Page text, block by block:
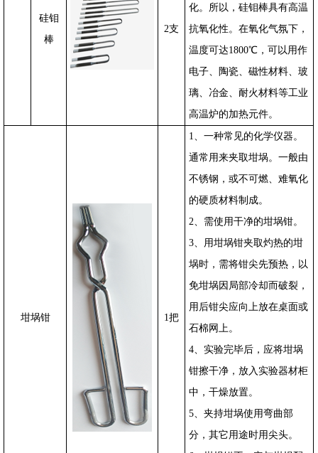
硅钼
棒
2支
化。所以，硅钼棒具有高温
抗氧化性。在氧化气氛下，
温度可达1800℃，可以用作
电子、陶瓷、磁性材料、玻
璃、冶金、耐火材料等工业
高温炉的加热元件。
坩埚钳 1 把
1、一种常见的化学仪器。
通常用来夹取坩埚。一般由
不锈钢，或不可燃、难氧化
的硬质材料制成。
2、需使用干净的坩埚钳。
3、用坩埚钳夹取灼热的坩
埚时，需将钳尖先预热，以
免坩埚因局部冷却而破裂，
用后钳尖应向上放在桌面或
石棉网上。
4、实验完毕后，应将坩埚
钳擦干净，放入实验器材柜
中，干燥放置。
5、夹持坩埚使用弯曲部
分，其它用途时用尖头。